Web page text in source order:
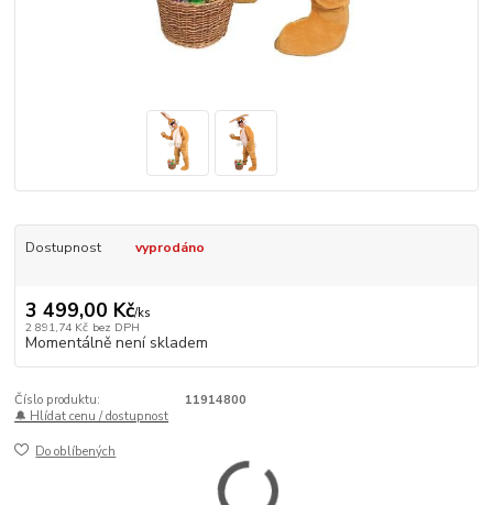
Dostupnost vyprodáno
3 499,00 Kč/ks
2 891,74 Kč bez DPH
Momentálně není skladem
Číslo produktu:
11914800
🔔 Hlídat cenu / dostupnost
Do oblíbených